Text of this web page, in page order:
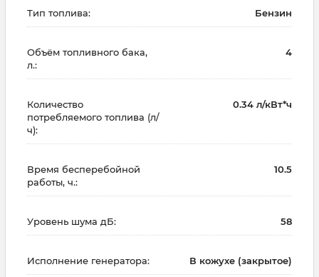
Тип топлива: Бензин
Объём топливного бака,
л.:
4
Количество
потребляемого топлива (л/
ч):
0.34 л/кВт*ч
Время бесперебойной
работы, ч.:
10.5
Уровень шума дБ: 58
Исполнение генератора: В кожухе (закрытое)